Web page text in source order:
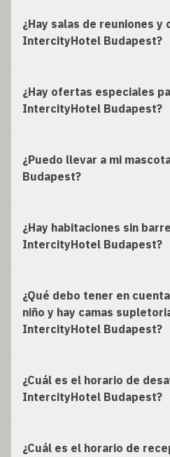
¿Hay salas de reuniones y
IntercityHotel Budapest?
¿Hay ofertas especiales
IntercityHotel Budapest?
¿Puedo llevar a mi
Budapest?
¿Hay habitaciones sin
IntercityHotel Budapest?
¿Qué debo tener en
niño y hay camas
IntercityHotel Budapest?
¿Cuál es el horario de
IntercityHotel Budapest?
¿Cuál es el horario de